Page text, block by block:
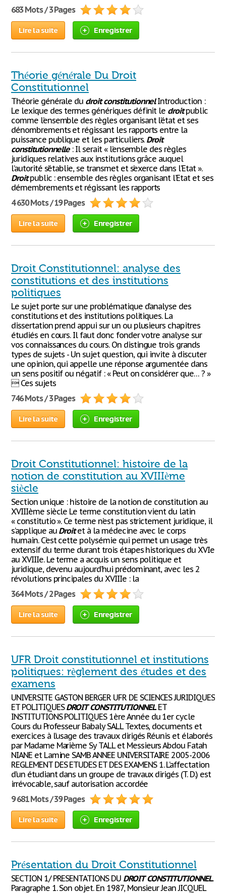
683 Mots / 3 Pages
Lire la suite Enregistrer
Théorie générale Du Droit
Constitutionnel
Théorie générale du droit constitutionnelIntroduction :
Le lexique des termes génériques définit le droitpublic
comme l’ensemble des règles organisant l’état et ses
dénombrements et régissant les rapports entre la
puissance publique et les particuliers. Droit
constitutionnelle: Il serait « l’ensemble des règles
juridiques relatives aux institutions grâce auquel
l’autorité s’établie, se transmet et s’exerce dans l’Etat ».
Droitpublic : ensemble des règles organisant l’Etat et ses
démembrements et régissant les rapports
4 630 Mots / 19 Pages
Lire la suite Enregistrer
Droit Constitutionnel: analyse des
constitutions et des institutions
politiques
Le sujet porte sur une problématique d’analyse des
constitutions et des institutions politiques. La
dissertation prend appui sur un ou plusieurs chapitres
étudiés en cours. Il faut donc fonder votre analyse sur
vos connaissances du cours. On distingue trois grands
types de sujets - Un sujet question, qui invite à discuter
une opinion, qui appelle une réponse argumentée dans
un sens positif ou négatif : « Peut on considérer que… ? »
 Ces sujets
746 Mots / 3 Pages
Lire la suite Enregistrer
Droit Constitutionnel: histoire de la
notion de constitution au XVIIIème
siècle
Section unique : histoire de la notion de constitution au
XVIIIème siècle Le terme constitution vient du latin
« constitutio ». Ce terme n’est pas strictement juridique, il
s’applique au Droitet à la médecine avec le corps
humain. C’est cette polysémie qui permet un usage très
extensif du terme durant trois étapes historiques du XVIe
au XVIIIe. Le terme a acquis un sens politique et
juridique, devenu aujourd’hui prédominant, avec les 2
révolutions principales du XVIIIe : la
364 Mots / 2 Pages
Lire la suite Enregistrer
UFR Droit constitutionnel et institutions
politiques: règlement des études et des
examens
UNIVERSITE GASTON BERGER UFR DE SCIENCES JURIDIQUES
ET POLITIQUESDROIT CONSTITUTIONNELET
INSTITUTIONS POLITIQUES 1ère Année du 1er cycle
Cours du Professeur Babaly SALL Textes, documents et
exercices à l’usage des travaux dirigés Réunis et élaborés
par Madame Marième Sy TALL et Messieurs Abdou Fatah
NIANE et Lamine SAMB ANNEE UNIVERSITAIRE 2005-2006
REGLEMENT DES ETUDES ET DES EXAMENS 1. L’affectation
d’un étudiant dans un groupe de travaux dirigés (T. D.) est
irrévocable, sauf autorisation accordée
9 681 Mots / 39 Pages
Lire la suite Enregistrer
Présentation du Droit Constitutionnel
SECTION 1/ PRESENTATIONS DU DROITCONSTITUTIONNEL.
Paragraphe 1. Son objet. En 1987, Monsieur Jean JICQUEL